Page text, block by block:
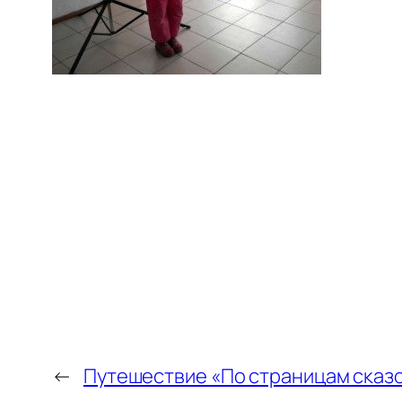
← Путешествие «По страницам